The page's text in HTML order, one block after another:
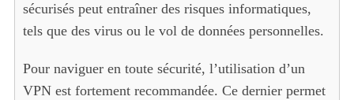
sécurisés peut entraîner des risques informatiques,
tels que des virus ou le vol de données personnelles.
Pour naviguer en toute sécurité, l’utilisation d’un
VPN est fortement recommandée. Ce dernier permet